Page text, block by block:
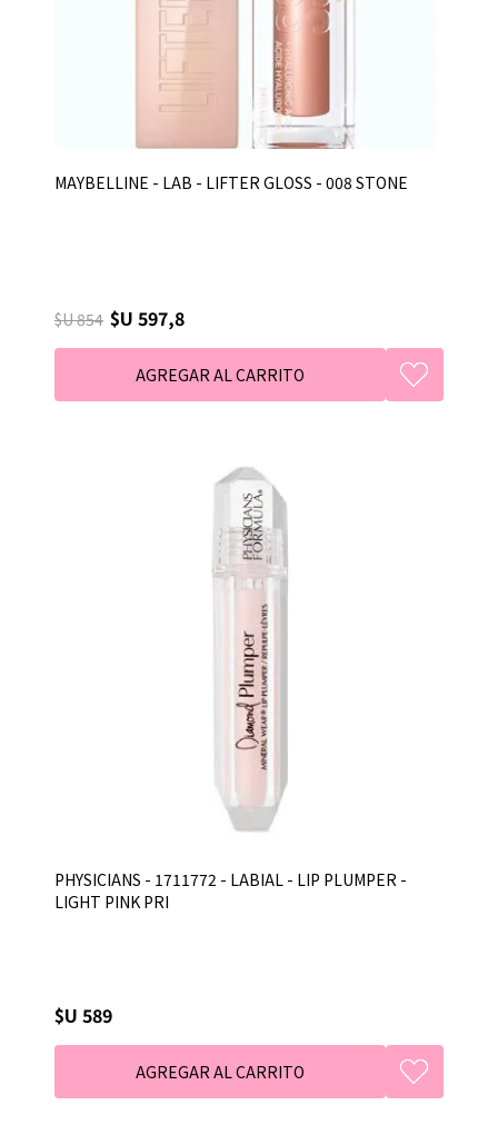
MAYBELLINE - LAB - LIFTER GLOSS - 008 STONE
$U 854 $U 597,8
PHYSICIANS - 1711772 - LABIAL - LIP PLUMPER -
LIGHT PINK PRI
$U 589